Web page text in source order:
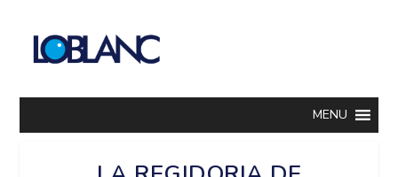
MENU